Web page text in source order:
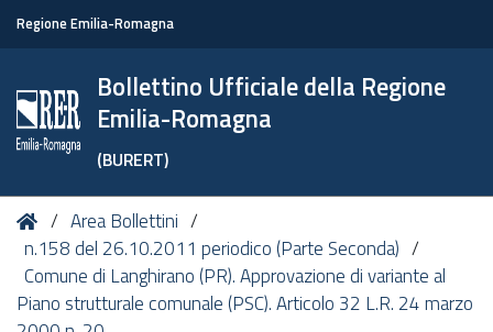
Regione Emilia-Romagna
Bollettino Ufficiale della Regione
Emilia-Romagna
(BURERT)
Tu
sei
qui:
HomeArea Bollettini
n.158 del 26.10.2011 periodico (Parte Seconda)
Comune di Langhirano (PR). Approvazione di variante al
Piano strutturale comunale (PSC). Articolo 32 L.R. 24 marzo